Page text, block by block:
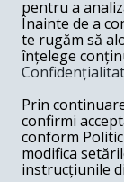
Melania Cincea
Noi puseuri de
„neaoși”
Periodic,
mesaje xenofobe
anumit grup
ArmandGosu
Unirea cu
pentru a
Înainte de a
te rugăm să
înțelege
Prin
confirmi
conform
modifica
instrucțiunile